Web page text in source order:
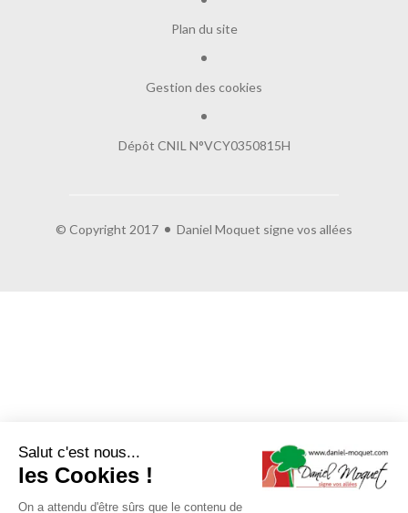
Plan du site
Gestion des cookies
Dépôt CNIL N°VCY0350815H
© Copyright 2017 Daniel Moquet signe vos allées
Salut c'est nous...
les Cookies !
On a attendu d'être sûrs que le contenu de